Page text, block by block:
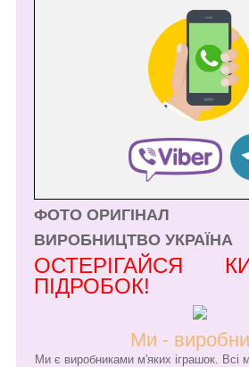
ФОТО ОРИГІНАЛ
ВИРОБНИЦТВО УКРАЇНА
ОСТЕРІГАЙСЯ
ПІДРОБОК!
Ми -
Ми є виробниками м'яких іграшок. Всі